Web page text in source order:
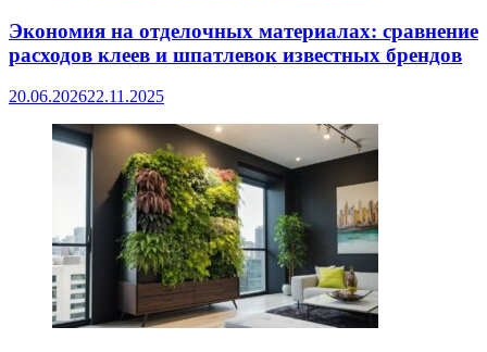
Экономия на отделочных материалах: сравнение
расходов клеев и шпатлевок известных брендов
20.06.202622.11.2025